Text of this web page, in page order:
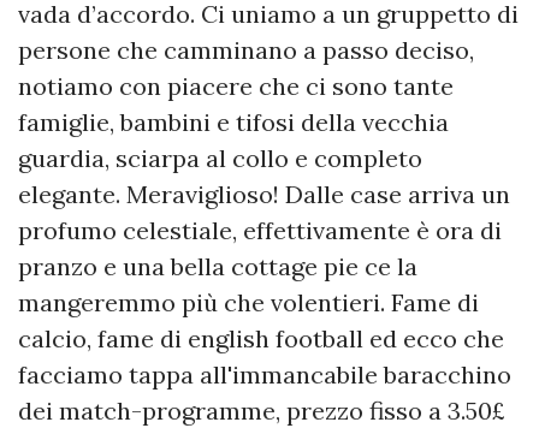
vada d’accordo. Ci uniamo a un gruppetto di
persone che camminano a passo deciso,
notiamo con piacere che ci sono tante
famiglie, bambini e tifosi della vecchia
guardia, sciarpa al collo e completo
elegante. Meraviglioso! Dalle case arriva un
profumo celestiale, effettivamente è ora di
pranzo e una bella cottage pie ce la
mangeremmo più che volentieri. Fame di
calcio, fame di english football ed ecco che
facciamo tappa all'immancabile baracchino
dei match-programme, prezzo fisso a 3.50£